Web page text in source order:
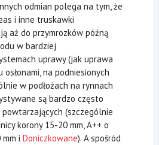
odmian polega na tym, że
i inne truskawki
aż do przymrozków późną
w bardziej
uprawy (jak uprawa
na podniesionych
w podłożach na rynnach
są bardzo często
(szczególnie
korony 15-20 mm, A++ o
i Doniczkowane). A spośród